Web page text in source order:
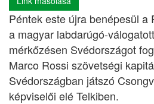
Péntek este újra benépesül a
a magyar labdarúgó-
mérkőzésen Svédországot
Marco Rossi szövetségi
Svédországban játszó
képviselői elé Telkiben.